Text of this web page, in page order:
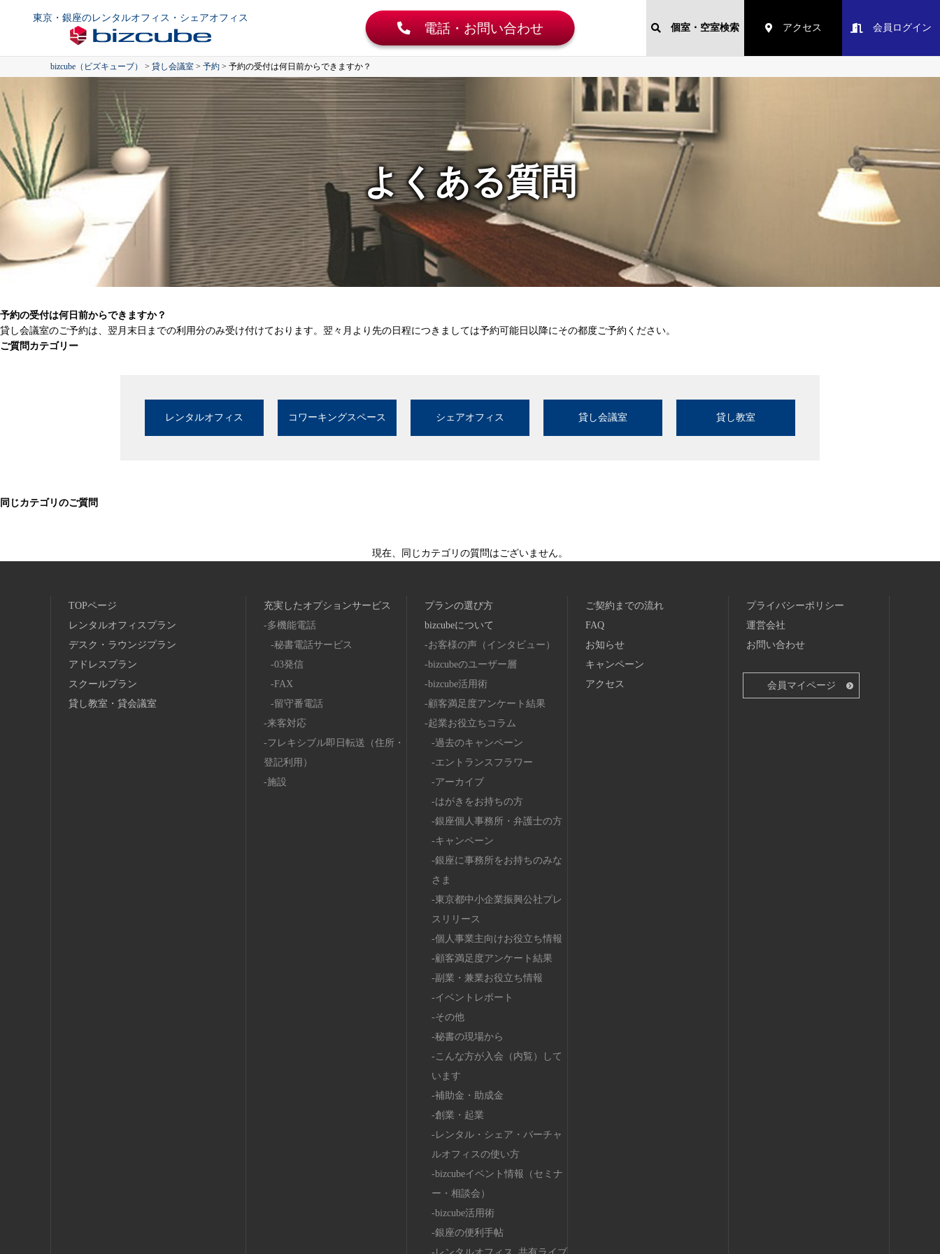
東京・銀座のレンタルオフィス・シェアオフィス
電話・お問い合わせ 個室・空室検索 アクセス 会員ログイン
bizcube（ビズキューブ） > 貸し会議室 > 予約 > 予約の受付は何日前からできますか？
よくある質問
予約の受付は何日前からできますか？
貸し会議室のご予約は、翌月末日までの利用分のみ受け付けております。翌々月より先の日程につきましては予約可能日以降にその都度ご予約ください。
ご質問カテゴリー
レンタルオフィス コワーキングスペース シェアオフィス 貸し会議室 貸し教室
同じカテゴリのご質問
現在、同じカテゴリの質問はございません。
TOPページ
レンタルオフィスプラン
デスク・ラウンジプラン
アドレスプラン
スクールプラン
貸し教室・貸会議室
充実したオプションサービス
多機能電話
秘書電話サービス
03発信
FAX
留守番電話
来客対応
フレキシブル即日転送（住所・
登記利用）
施設
プランの選び方
bizcubeについて
お客様の声（インタビュー）
bizcubeのユーザー層
bizcube活用術
顧客満足度アンケート結果
起業お役立ちコラム
過去のキャンペーン
エントランスフラワー
アーカイブ
はがきをお持ちの方
銀座個人事務所・弁護士の方
キャンペーン
銀座に事務所をお持ちのみな
さま
東京都中小企業振興公社プレ
スリリース
個人事業主向けお役立ち情報
顧客満足度アンケート結果
副業・兼業お役立ち情報
イベントレポート
その他
秘書の現場から
こんな方が入会（内覧）して
います
補助金・助成金
創業・起業
レンタル・シェア・バーチャ
ルオフィスの使い方
bizcubeイベント情報（セミナ
ー・相談会）
bizcube活用術
銀座の便利手帖
ご契約までの流れ
FAQ
お知らせ
キャンペーン
アクセス
プライバシーポリシー
運営会社
お問い合わせ
会員マイページ